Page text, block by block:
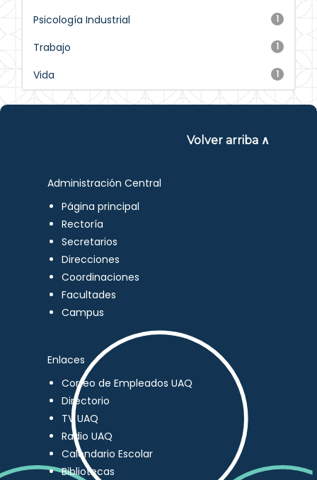
1
Psicología Industrial
1
Trabajo
1
Vida
Volver arriba ∧
Administración Central
Página principal
Rectoría
Secretarios
Direcciones
Coordinaciones
Facultades
Campus
Enlaces
Correo de Empleados UAQ
Directorio
TV UAQ
Radio UAQ
Calendario Escolar
Bibliotecas